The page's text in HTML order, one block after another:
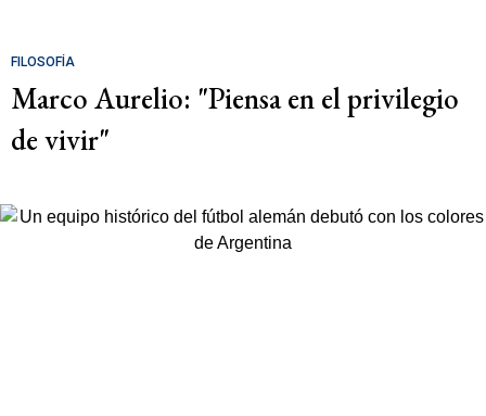
FILOSOFÍA
Marco Aurelio: "Piensa en el privilegio
de vivir"